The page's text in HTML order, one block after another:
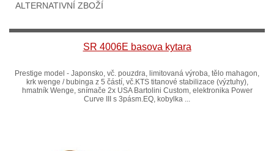
ALTERNATIVNÍ ZBOŽÍ
SR 4006E basova kytara
Prestige model - Japonsko, vč. pouzdra, limitovaná výroba, tělo mahagon,
krk wenge / bubinga z 5 částí, vč.KTS titanové stabilizace (výztuhy),
hmatník Wenge, snímače 2x USA Bartolini Custom, elektronika Power
Curve III s 3pásm.EQ, kobylka ...